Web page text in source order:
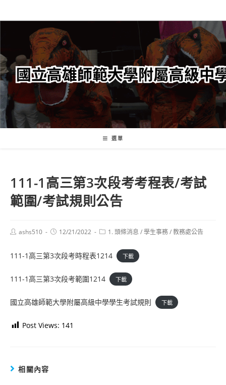
轉
要
內
容
選單
111-1高三第3次段考考程表/考試
範圍/考試規則公告
Postashs510
Post12/21/2022
Post1. 頭條消息 /學生事務/教務處公告
111-1高三第3次段考時程表1214 下載
111-1高三第3次段考範圍1214 下載
國立高雄師範大學附屬高級中學學生考試規則 下載
Post Views: 141
相關內容